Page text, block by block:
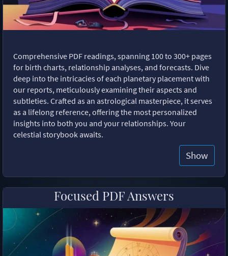
Comprehensive PDF readings, spanning 100 to 300+ pages
for birth charts, relationship analyses, and forecasts. Dive
deep into the intricacies of each planetary placement with
our reports, meticulously examining their aspects and
subtleties. Crafted as an astrological masterpiece, it serves
as a lifelong reference, offering the most personalized
insights into both you and your relationships. Your
celestial storybook awaits.
Show
Focused PDF Answers